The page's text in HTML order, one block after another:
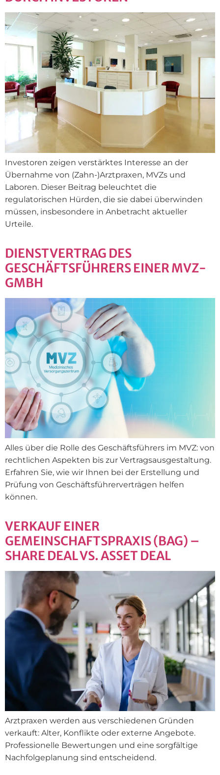
Investoren zeigen verstärktes Interesse an der
Übernahme von (Zahn-)Arztpraxen, MVZs und
Laboren. Dieser Beitrag beleuchtet die
regulatorischen Hürden, die sie dabei überwinden
müssen, insbesondere in Anbetracht aktueller
Urteile.
DIENSTVERTRAG DES
GESCHÄFTSFÜHRERS EINER MVZ-
GMBH
Alles über die Rolle des Geschäftsführers im MVZ: von
rechtlichen Aspekten bis zur Vertragsausgestaltung.
Erfahren Sie, wie wir Ihnen bei der Erstellung und
Prüfung von Geschäftsführerverträgen helfen
können.
VERKAUF EINER
GEMEINSCHAFTSPRAXIS (BAG) – ​
SHARE DEAL VS. ASSET DEAL
Arztpraxen werden aus verschiedenen Gründen
verkauft: Alter, Konflikte oder externe Angebote.
Professionelle Bewertungen und eine sorgfältige
Nachfolgeplanung sind entscheidend.